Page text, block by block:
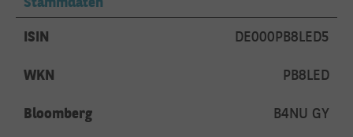
ISIN
DE000PB8LED5
WKN PB8LED
Bloomberg B4NU GY